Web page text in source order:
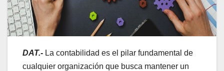
DAT.- La contabilidad es el pilar fundamental de
cualquier organización que busca mantener un